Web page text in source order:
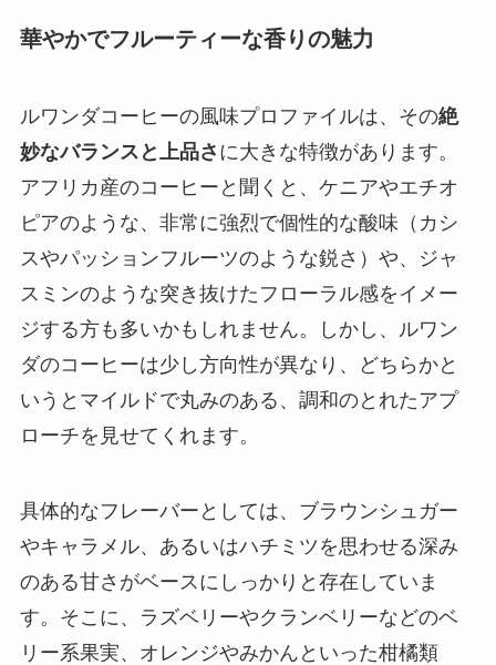
華やかでフルーティーな香りの魅力
ルワンダコーヒーの風味プロファイルは、その絶
妙なバランスと上品さ に大きな特徴があります。
アフリカ産のコーヒーと聞くと、ケニアやエチオ
ピアのような、非常に強烈で個性的な酸味（カシ
スやパッションフルーツのような鋭さ）や、ジャ
スミンのような突き抜けたフローラル感をイメー
ジする方も多いかもしれません。しかし、ルワン
ダのコーヒーは少し方向性が異なり、どちらかと
いうとマイルドで丸みのある、調和のとれたアプ
ローチを見せてくれます。
具体的なフレーバーとしては、ブラウンシュガー
やキャラメル、あるいはハチミツを思わせる深み
のある甘さがベースにしっかりと存在していま
す。そこに、ラズベリーやクランベリーなどのベ
リー系果実、オレンジやみかんといった柑橘類